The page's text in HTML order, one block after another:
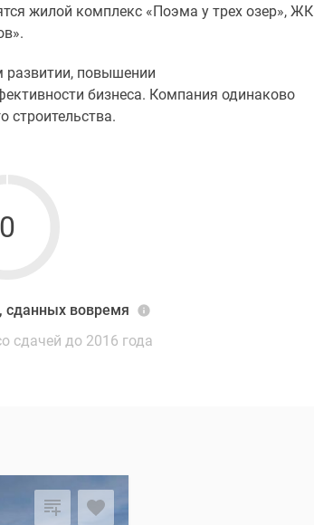
жилой комплекс «Поэма у трех озер», ЖК
развитии, повышении
бизнеса. Компания одинаково
строительства.
0
сданных вовремя
сдачей до 2016 года